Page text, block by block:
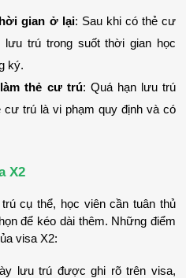
gian ở lại: Sau khi có thẻ cư
trú trong suốt thời gian học
ký.
thẻ cư trú: Quá hạn lưu trú
trú là vi phạm quy định và có
X2
cụ thể, học viên cần tuân thủ
để kéo dài thêm. Những điểm
visa X2:
lưu trú được ghi rõ trên visa,